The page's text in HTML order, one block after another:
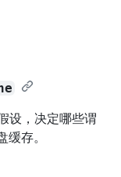
设，决定哪些谓
存。